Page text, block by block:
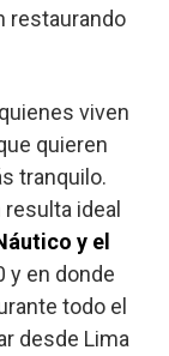
restaurando
viven
quieren
tranquilo.
resulta ideal
y el
y en donde
todo el
desde Lima